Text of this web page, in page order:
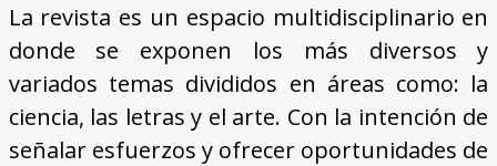
La revista es un espacio multidisciplinario en
donde se exponen los más diversos y
variados temas divididos en áreas como: la
ciencia, las letras y el arte. Con la intención de
señalar esfuerzos y ofrecer oportunidades de